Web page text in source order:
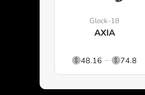
Glock-18
AXIA
48.16 74.8